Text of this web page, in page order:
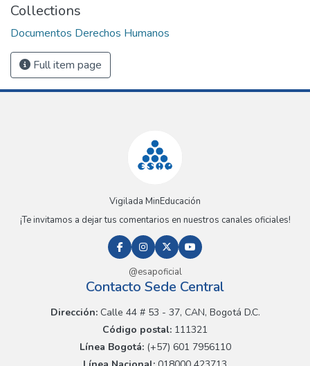
Collections
Documentos Derechos Humanos
Full item page
Vigilada MinEducación
¡Te invitamos a dejar tus comentarios en nuestros canales oficiales!
@esapoficial
Contacto Sede Central
Dirección:Calle 44 # 53 - 37, CAN, Bogotá D.C.
Código postal: 111321
Línea Bogotá:(+57) 601 7956110